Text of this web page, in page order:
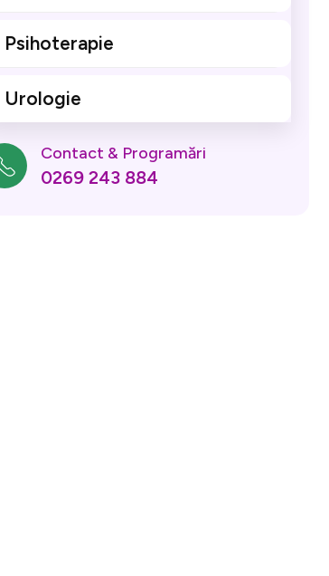
Psihoterapie
Urologie
Contact & Programări
0269 243 884